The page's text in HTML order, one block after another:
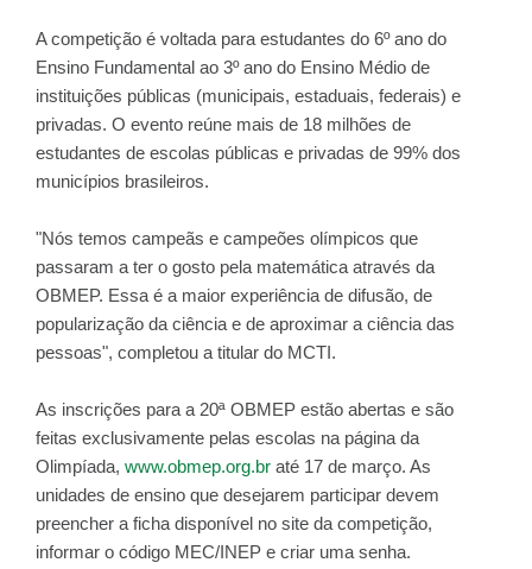
A competição é voltada para estudantes do 6º ano do
Ensino Fundamental ao 3º ano do Ensino Médio de
instituições públicas (municipais, estaduais, federais) e
privadas. O evento reúne mais de 18 milhões de
estudantes de escolas públicas e privadas de 99% dos
municípios brasileiros.
"Nós temos campeãs e campeões olímpicos que
passaram a ter o gosto pela matemática através da
OBMEP. Essa é a maior experiência de difusão, de
popularização da ciência e de aproximar a ciência das
pessoas", completou a titular do MCTI.
As inscrições para a 20ª OBMEP estão abertas e são
feitas exclusivamente pelas escolas na página da
Olimpíada, www.obmep.org.br até 17 de março. As
unidades de ensino que desejarem participar devem
preencher a ficha disponível no site da competição,
informar o código MEC/INEP e criar uma senha.